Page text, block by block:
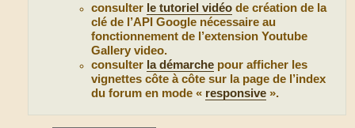
consulter le tutoriel vidéo de création de la
clé de l’API Google nécessaire au
fonctionnement de l’extension Youtube
Gallery video.
consulter la démarche pour afficher les
vignettes côte à côte sur la page de l’index
du forum en mode « responsive ».